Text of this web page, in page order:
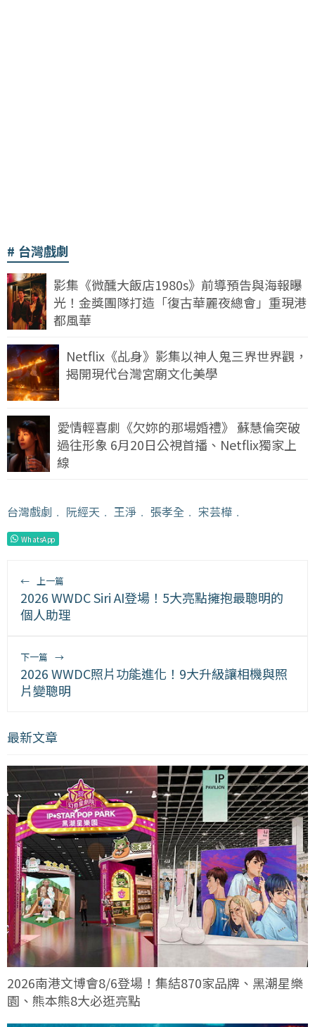
台灣戲劇
影集《微醺大飯店1980s》前導預告與海報曝
光！金獎團隊打造「復古華麗夜總會」重現港
都風華
Netflix《乩身》影集以神人鬼三界世界觀，
揭開現代台灣宮廟文化美學
愛情輕喜劇《欠妳的那場婚禮》 蘇慧倫突破
過往形象 6月20日公視首播、Netflix獨家上
線
台灣戲劇 ﹒ 阮經天 ﹒ 王淨 ﹒ 張孝全 ﹒ 宋芸樺 ﹒
WhatsApp
← 上一篇
2026 WWDC Siri AI登場！5大亮點擁抱最聰明的
個人助理
下一篇 →
2026 WWDC照片功能進化！9大升級讓相機與照
片變聰明
最新文章
2026南港文博會8/6登場！集結870家品牌、黑潮星樂
園、熊本熊8大必逛亮點